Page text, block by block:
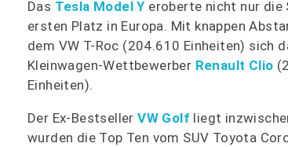
Das Tesla Model Yeroberte nicht nur die
ersten Platz in Europa. Mit knappen
dem VW T-Roc (204.610 Einheiten) sich
Kleinwagen-Wettbewerber Renault Clio
Einheiten).
Der Ex-BestsellerVW Golf liegt
wurden die Top Ten vom SUV Toyota